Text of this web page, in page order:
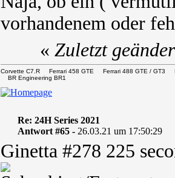
vorhandenem oder
« Zuletzt
Corvette C7.R Ferrari 458 GTE Ferrari 488 GTE /
BR Engineering BR1
Re: 24H Series 2021
Antwort #65 - 26.03.21 um 17:50:29
Ginetta #278 225